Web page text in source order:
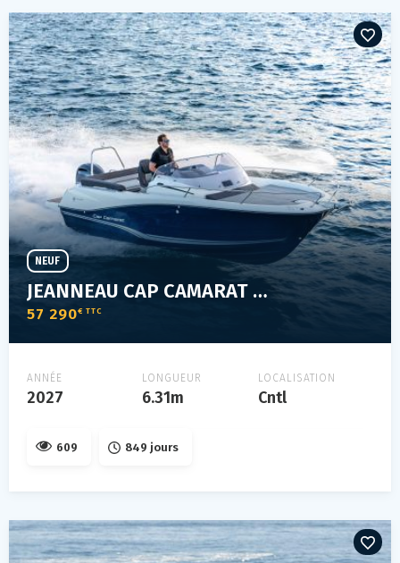
JEANNEAU CAP CAMARAT 6.5 WA-3
57 290€ TTC
NEUF
ANNÉE
2027
LONGUEUR
6.31m
LOCALISATION
Cntl
609 849 jours